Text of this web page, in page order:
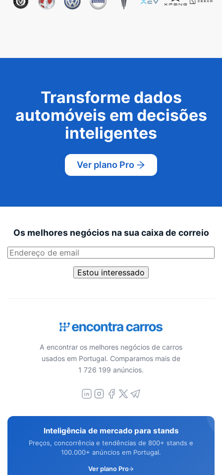
Transforme dados
automóveis em decisões
inteligentes
Ver plano Pro
Os melhores negócios na sua caixa de correio
Estou interessado
A encontrar os melhores negócios de carros
usados em Portugal. Comparamos mais de
1 726 199 anúncios.
Inteligência de mercado para stands
Preços, concorrência e tendências de 800+ stands e
100.000+ anúncios em Portugal.
Ver plano Pro